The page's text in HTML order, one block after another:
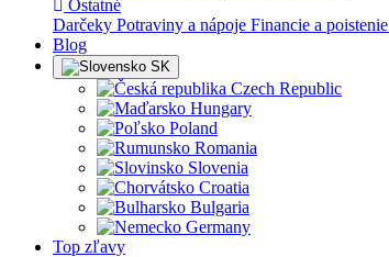
Ostatné
Darčeky Potraviny a nápoje Financie a poistenie
Blog
SK
Czech Republic
Hungary
Poland
Romania
Slovenia
Croatia
Bulgaria
Germany
Top zľavy